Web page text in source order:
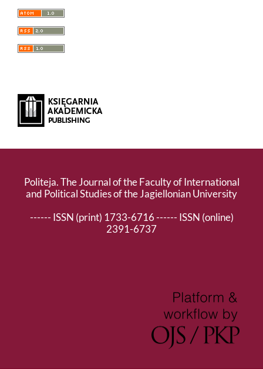
Politeja. The Journal of the Faculty of International
and Political Studies of the Jagiellonian University
------ ISSN (print) 1733-6716 ------ ISSN (online)
2391-6737